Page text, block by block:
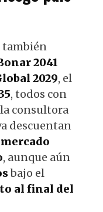
también
2041
2029, el
, todos con
consultora
descuentan
mercado
, aunque aún
bajo el
al final del